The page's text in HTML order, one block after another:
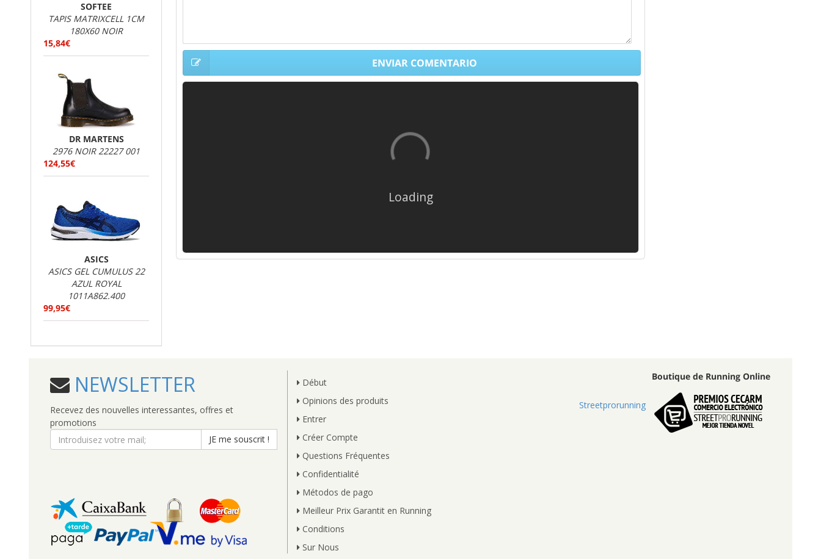
ENVIAR COMENTARIO
Loading
SOFTEE
TAPIS MATRIXCELL 1CM
180X60 NOIR
15,84€
DR MARTENS
2976 NOIR 22227 001
124,55€
ASICS
ASICS GEL CUMULUS 22
AZUL ROYAL
1011A862.400
99,95€
NEWSLETTER
Recevez des nouvelles interessantes, offres et
promotions
JE me souscrit !
Début
Opinions des produits
Entrer
Créer Compte
Questions Fréquentes
Confidentialité
Métodos de pago
Meilleur Prix Garantit en Running
Conditions
Sur Nous
Boutique de Running Online
Streetprorunning